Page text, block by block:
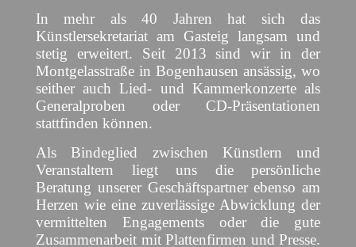
In mehr als 40 Jahren hat sich das
Künstlersekretariat am Gasteig langsam und
stetig erweitert. Seit 2013 sind wir in der
Montgelasstraße in Bogenhausen ansässig, wo
seither auch Lied- und Kammerkonzerte als
Generalproben oder CD-Präsentationen
stattfinden können.
Als Bindeglied zwischen Künstlern und
Veranstaltern liegt uns die persönliche
Beratung unserer Geschäftspartner ebenso am
Herzen wie eine zuverlässige Abwicklung der
vermittelten Engagements oder die gute
Zusammenarbeit mit Plattenfirmen und Presse.